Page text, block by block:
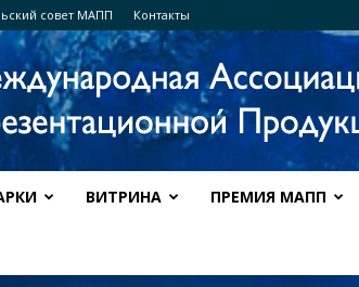
совет МАПП Контакты
ВИТРИНА ПРЕМИЯ МАПП